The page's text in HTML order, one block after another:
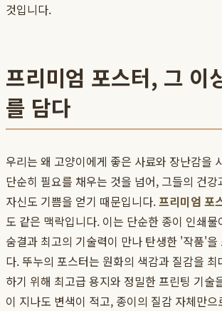
것입니다.
프리미엄 포스터, 그 이
를 담다
우리는 왜 고양이에게 좋은 사료와 장난감을
단순히 필요를 채우는 것을 넘어, 그들의 건
자신도 기쁨을 얻기 때문입니다.프리미엄 포
도 같은 맥락입니다. 이는 단순한 종이 인쇄
숨결과 최고의 기술력이 만나 탄생한 '작품'을
다. 뚜누의 포스터는 원화의 색감과 질감을 최
하기 위해 최고급 용지와 정밀한 프린팅 기술
이 지나도 변색이 적고, 종이의 질감 자체만